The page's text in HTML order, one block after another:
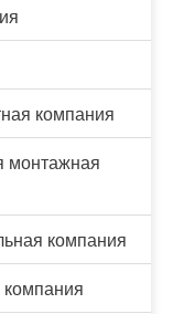
компания
монтажная
компания
компания